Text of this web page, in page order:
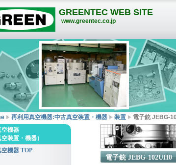
GREENTEC WEB SITE
www.greentec.co.jp
再利用真空機器:中古真空装置・機器 装置 電子銃 JEBG-
電子銃 JEBG-102UH0
空機器
空装置・機器）
機器 TOP